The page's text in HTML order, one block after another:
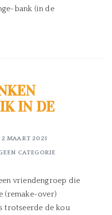
bank (in de
IN DE
2 MAART 2021
CATEGORIE
vriendengroep die
(remake-over)
trotseerde de kou